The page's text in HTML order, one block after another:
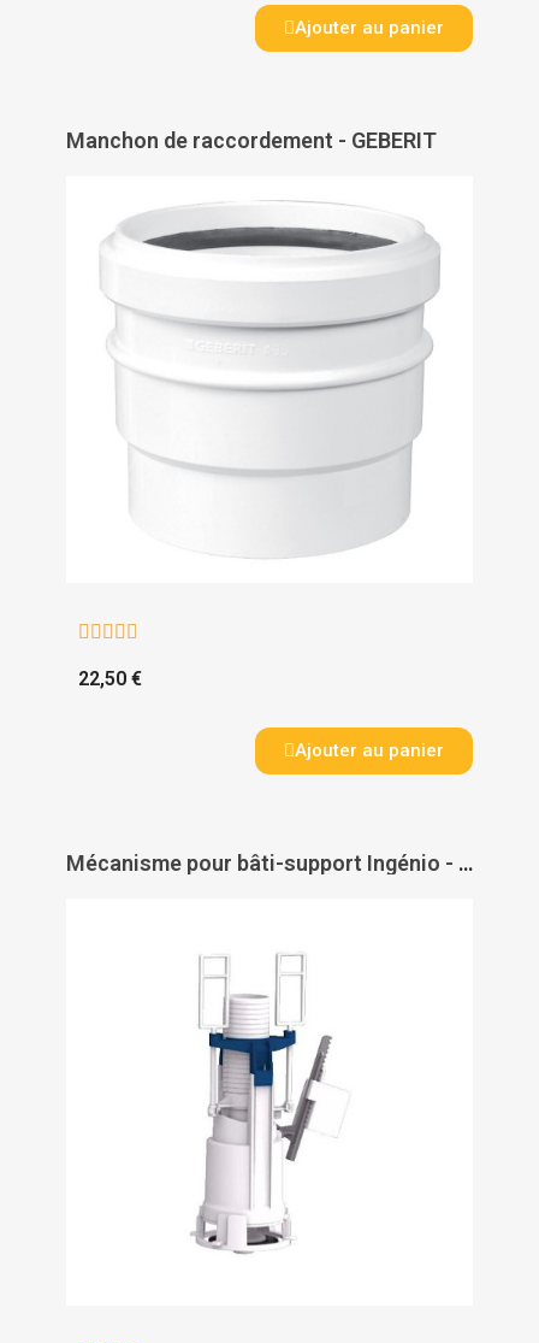
Ajouter au panier
Manchon de raccordement - GEBERIT
    
22,50 €
Ajouter au panier
Mécanisme pour bâti-support Ingénio - SIAMP